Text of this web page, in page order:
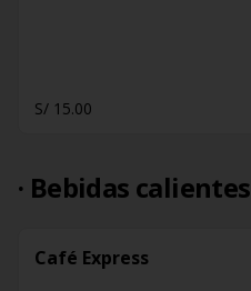
S/ 15.00
· Bebidas calientes
Café Express